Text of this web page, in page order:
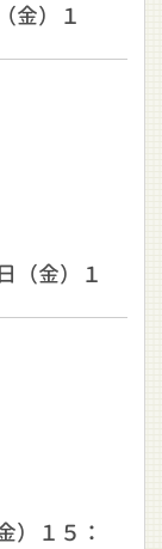
金）１
（金）１
）１５：